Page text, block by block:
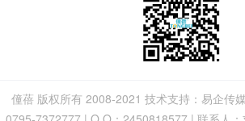
僮蓓 版权所有 2008-2021 技术支持：易企传